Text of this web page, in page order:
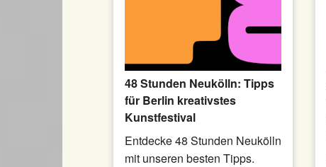
48 Stunden Neukölln: Tipps
für Berlin kreativstes
Kunstfestival
Entdecke 48 Stunden Neukölln
mit unseren besten Tipps.